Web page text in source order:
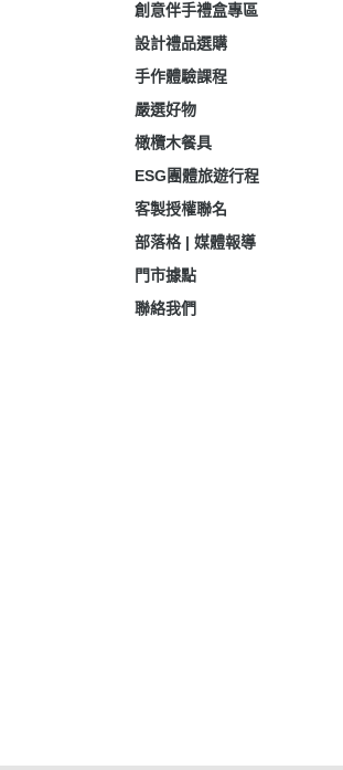
創意伴手禮盒專區
設計禮品選購
手作體驗課程
嚴選好物
橄欖木餐具
ESG團體旅遊行程
客製授權聯名
部落格 | 媒體報導
門市據點
聯絡我們